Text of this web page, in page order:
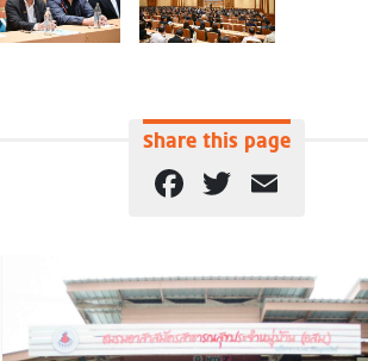
Share this page
Facebook
Twitter